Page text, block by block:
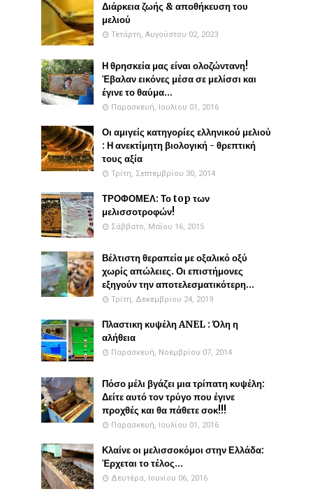
Διάρκεια ζωής & αποθήκευση του
μελιού
Τετάρτη, Αυγούστου 02, 2023
Η θρησκεία μας είναι ολοζώντανη!
Έβαλαν εικόνες μέσα σε μελίσσι και
έγινε το θαύμα...
Παρασκευή, Ιουλίου 01, 2016
Οι αμιγείς κατηγορίες ελληνικού μελιού
: Η ανεκτίμητη βιολογική - θρεπτική
τους αξία
Τρίτη, Σεπτεμβρίου 30, 2014
ΤΡΟΦΟΜΕΛ: Το top των
μελισσοτροφών!
Σάββατο, Μαΐου 16, 2015
Βέλτιστη θεραπεία με οξαλικό οξύ
χωρίς απώλειες. Οι επιστήμονες
εξηγούν την αποτελεσματικότερη...
Τρίτη, Δεκεμβρίου 24, 2019
Πλαστικη κυψέλη ANEL : Όλη η
αλήθεια
Παρασκευή, Νοεμβρίου 07, 2014
Πόσο μέλι βγάζει μια τρίπατη κυψέλη:
Δείτε αυτό τον τρύγο που έγινε
προχθές και θα πάθετε σοκ!!!
Παρασκευή, Ιουλίου 01, 2016
Κλαίνε οι μελισσοκόμοι στην Ελλάδα:
Έρχεται το τέλος...
Δευτέρα, Ιουνίου 06, 2016